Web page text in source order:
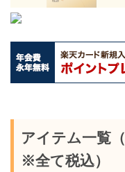
アイテム一覧
※全て税込）